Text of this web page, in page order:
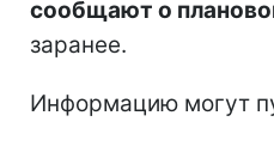
сообщают о
заранее.
Информацию могут